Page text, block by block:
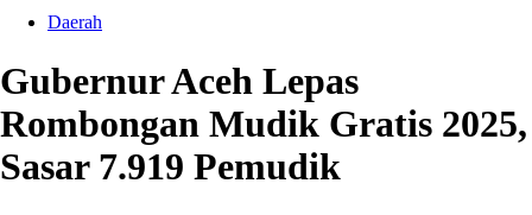
Daerah
Gubernur Aceh Lepas
Rombongan Mudik Gratis 2025,
Sasar 7.919 Pemudik